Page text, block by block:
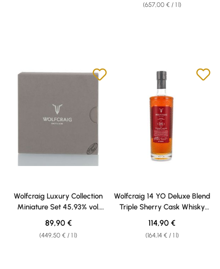
(657,00 € / 1 l)
Wolfcraig Luxury Collection
Miniature Set 45,93% vol.
0,20l
(449,50 € / 1 l)
Regular price:
89,90 €
Wolfcraig 14 YO Deluxe Blend
Triple Sherry Cask Whisky
Second Edition 46,1% vol.
0,70l
(164,14 € / 1 l)
Regular price:
114,90 €